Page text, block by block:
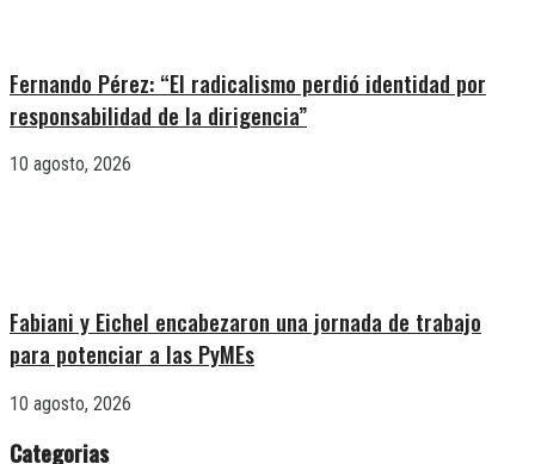
Fernando Pérez: “El radicalismo perdió identidad por
responsabilidad de la dirigencia”
10 agosto, 2026
Fabiani y Eichel encabezaron una jornada de trabajo
para potenciar a las PyMEs
10 agosto, 2026
Categorias